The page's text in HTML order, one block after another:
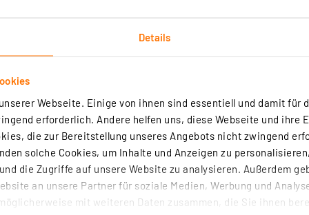
Details
Webseite. Einige von ihnen sind essentiell und damit für
erforderlich. Andere helfen uns, diese Webseite und ihre
die zur Bereitstellung unseres Angebots nicht zwingend
solche Cookies, um Inhalte und Anzeigen zu
die Zugriffe auf unsere Website zu analysieren. Außerdem
an unsere Partner für soziale Medien, Werbung und
mit weiteren Daten zusammen, die Sie ihnen
jetzt automatisch ohne komplizierte manuelle
Home Schalt-Mess-Aktor – Unterputz, HmIP-FSM
(24)
oder Verteilerdosen montierbare Schalt-/Messaktor FSM
zu 1150 W, er erfasst auch deren Leistungsaufnahme in hoher